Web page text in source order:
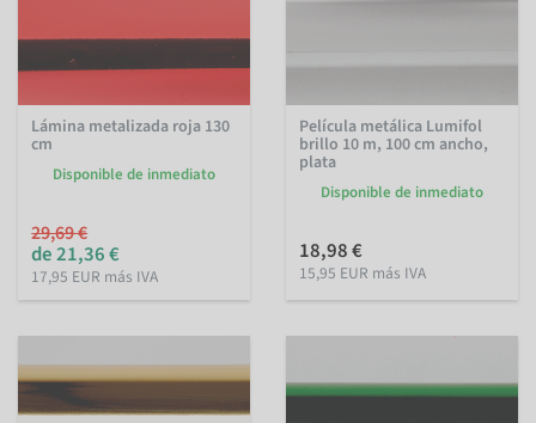
Lámina metalizada roja 130
cm
Disponible de inmediato
29,69 €
de 21,36 €
17,95 EUR más IVA
Película metálica Lumifol
brillo 10 m, 100 cm ancho,
plata
Disponible de inmediato
18,98 €
15,95 EUR más IVA